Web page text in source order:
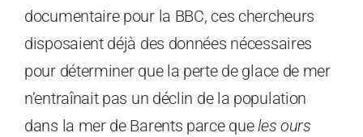
documentaire pour la BBC, ces chercheurs
disposaient déjà des données nécessaires
pour déterminer que la perte de glace de mer
n’entraînait pas un déclin de la population
dans la mer de Barents parce queles ours